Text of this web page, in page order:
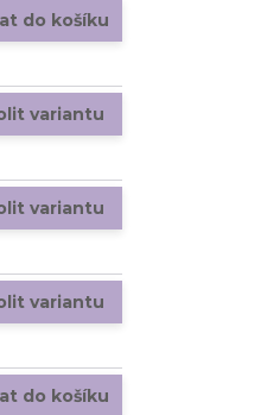
do košíku
variantu
variantu
variantu
do košíku